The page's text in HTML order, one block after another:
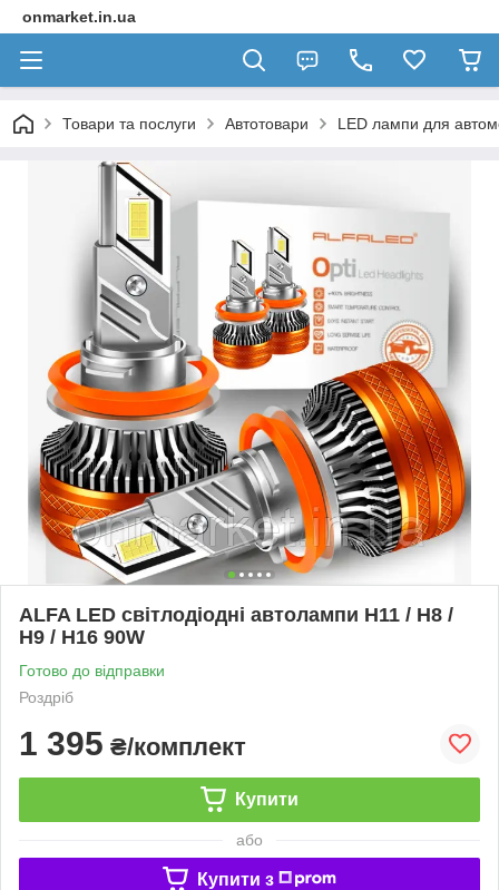
onmarket.in.ua
Товари та послуги Автотовари LED лампи для
ALFA LED світлодіодні автолампи H11 / H8 /
H9 / H16 90W
Готово до відправки
Роздріб
1 395 ₴/комплект
Купити
або
Купити з